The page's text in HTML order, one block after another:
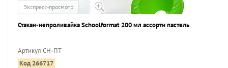
Экспресс-просмотр
Стакан-непроливайка Schoolformat 200 мл ассорти пастель
Артикул СН-ПТ
Код 266717